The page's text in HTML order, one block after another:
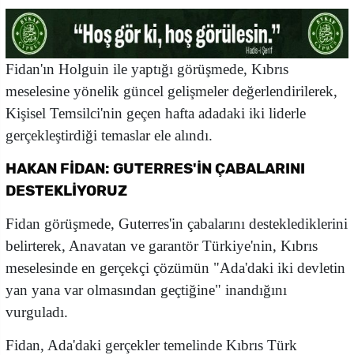
Fidan'ın Holguin ile yaptığı görüşmede, Kıbrıs
meselesine yönelik güncel gelişmeler değerlendirilerek,
Kişisel Temsilci'nin geçen hafta adadaki iki liderle
gerçekleştirdiği temaslar ele alındı.
HAKAN FİDAN: GUTERRES'İN ÇABALARINI
DESTEKLİYORUZ
Fidan görüşmede, Guterres'in çabalarını desteklediklerini
belirterek, Anavatan ve garantör Türkiye'nin, Kıbrıs
meselesinde en gerçekçi çözümün "Ada'daki iki devletin
yan yana var olmasından geçtiğine" inandığını
vurguladı.
Fidan, Ada'daki gerçekler temelinde Kıbrıs Türk